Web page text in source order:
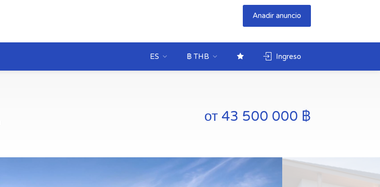
Anadir anuncio
Ingreso
฿ THB
ES
от 43 500 000 ฿